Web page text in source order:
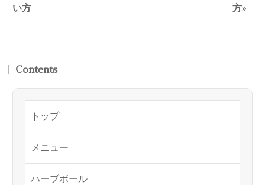
稿
ー
送
い方
方»
Contents
トップ
メニュー
ハーブボール